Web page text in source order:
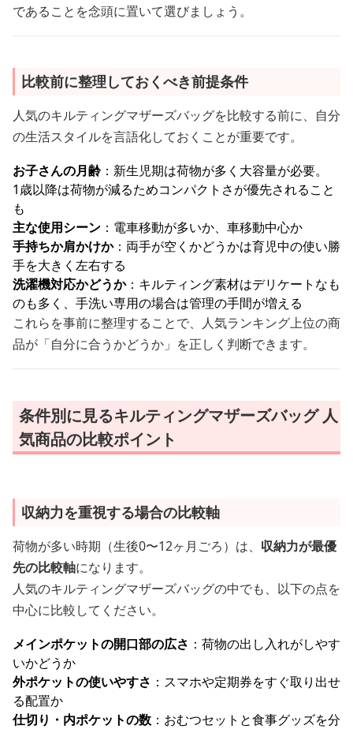
であることを念頭に置いて選びましょう。
比較前に整理しておくべき前提条件
人気のキルティングマザーズバッグを比較する前に、自分
の生活スタイルを言語化しておくことが重要です。
お子さんの月齢 ：新生児期は荷物が多く大容量が必要。
1歳以降は荷物が減るためコンパクトさが優先されること
も
主な使用シーン ：電車移動が多いか、車移動中心か
手持ちか肩かけか：両手が空くかどうかは育児中の使い勝
手を大きく左右する
洗濯機対応かどうか：キルティング素材はデリケートなも
のも多く、手洗い専用の場合は管理の手間が増える
これらを事前に整理することで、人気ランキング上位の商
品が「自分に合うかどうか」を正しく判断できます。
条件別に見るキルティングマザーズバッグ 人
気商品の比較ポイント
収納力を重視する場合の比較軸
荷物が多い時期（生後0〜12ヶ月ごろ）は、 収納力が最優
先の比較軸になります。
人気のキルティングマザーズバッグの中でも、以下の点を
中心に比較してください。
メインポケットの開口部の広さ ：荷物の出し入れがしやす
いかどうか
外ポケットの使いやすさ ：スマホや定期券をすぐ取り出せ
る配置か
仕切り・内ポケットの数 ：おむつセットと食事グッズを分